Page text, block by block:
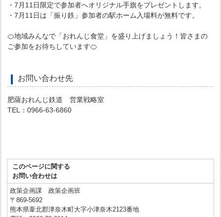
・7月11日限定で参加者へオリジナル手旗をプレゼントします。
・7月11日は「振り鉄」参加者の駅ホーム入場料が無料です。
🍊地域みんなで「おれんじ食堂」を盛り上げましょう！皆さまの
ご参加をお待ちしています🍊
お問い合わせ先
肥薩おれんじ鉄道 営業戦略室
TEL：0966-63-6860
このページに関する
お問い合わせは
政策企画課 政策企画班
〒869-5692
熊本県葦北郡津奈木町大字小津奈木2123番地